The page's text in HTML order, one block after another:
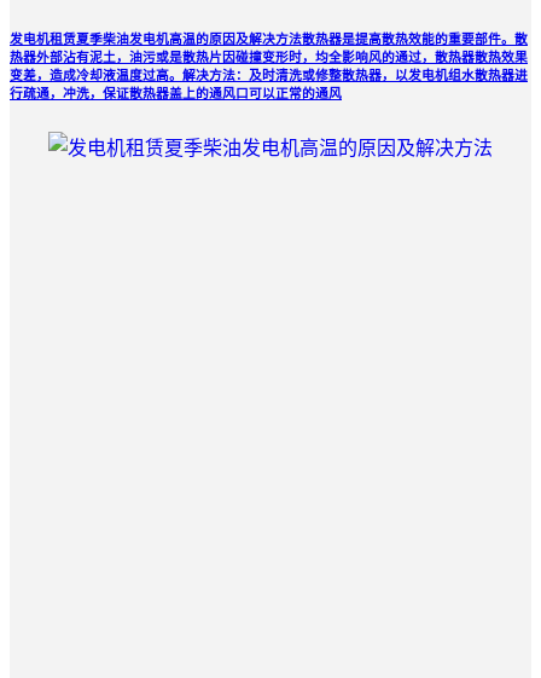
发电机租赁夏季柴油发电机高温的原因及解决方法散热器是提高散热效能的重要部件。散
热器外部沾有泥土，油污或是散热片因碰撞变形时，均全影响风的通过，散热器散热效果
变差，造成冷却液温度过高。解决方法：及时清洗或修整散热器，以发电机组水散热器进
行疏通，冲洗，保证散热器盖上的通风口可以正常的通风